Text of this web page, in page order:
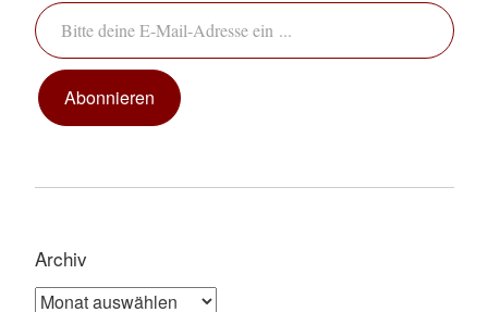
Abonnieren
Archiv
Archiv